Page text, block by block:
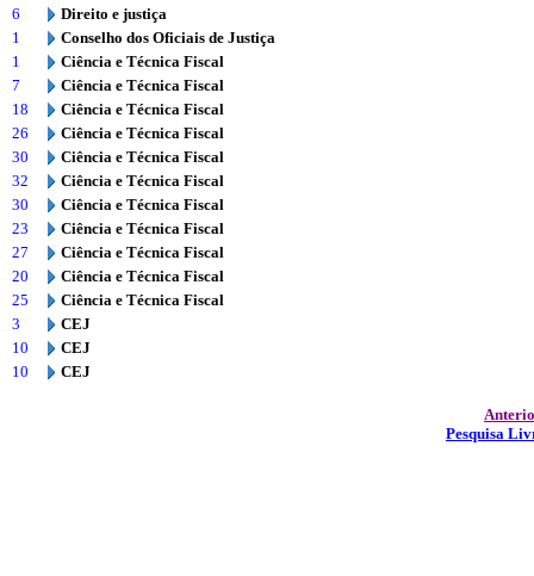
6
Direito e justiça
1
Conselho dos Oficiais de Justiça
1
Ciência e Técnica Fiscal
7
Ciência e Técnica Fiscal
18
Ciência e Técnica Fiscal
26
Ciência e Técnica Fiscal
30
Ciência e Técnica Fiscal
32
Ciência e Técnica Fiscal
30
Ciência e Técnica Fiscal
23
Ciência e Técnica Fiscal
27
Ciência e Técnica Fiscal
20
Ciência e Técnica Fiscal
25
Ciência e Técnica Fiscal
3
CEJ
10
CEJ
10
CEJ
Pesquisa